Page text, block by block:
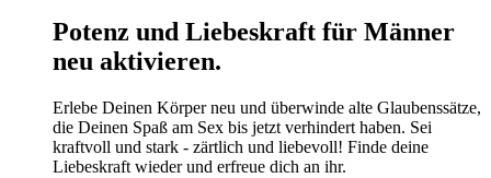
gewählt
Potenz und Liebeskraft für Männer
neu aktivieren.
Erlebe Deinen Körper neu und überwinde alte Glaubenssätze,
die Deinen Spaß am Sex bis jetzt verhindert haben. Sei
kraftvoll und stark - zärtlich und liebevoll! Finde deine
Liebeskraft wieder und erfreue dich an ihr.